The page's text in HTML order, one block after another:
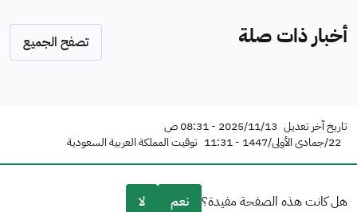
أخبار ذات صلة تصفح الجميع
تاريخ آخر تعديل 2025/11/13 - 08:31 ص
22/جمادى الأولى/1447 - 11:31
توقيت المملكة العربية السعودية
هل كانت هذه الصفحة مفيدة؟ نعم لا